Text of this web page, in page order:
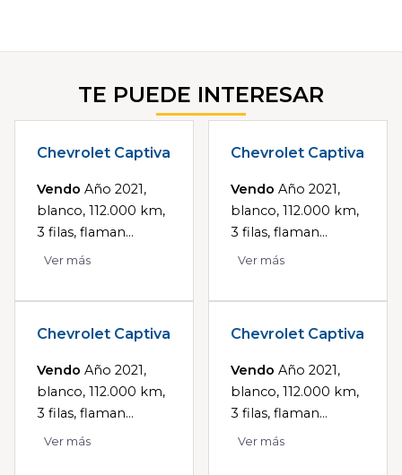
TE PUEDE INTERESAR
Chevrolet Captiva
Vendo Año 2021,
blanco, 112.000 km,
3 filas, flaman...
Ver más
Chevrolet Captiva
Vendo Año 2021,
blanco, 112.000 km,
3 filas, flaman...
Ver más
Chevrolet Captiva
Vendo Año 2021,
blanco, 112.000 km,
3 filas, flaman...
Ver más
Chevrolet Captiva
Vendo Año 2021,
blanco, 112.000 km,
3 filas, flaman...
Ver más